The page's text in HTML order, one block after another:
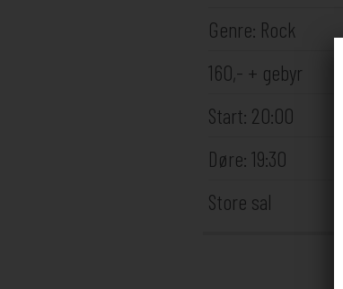
Genre: Rock
160,- + gebyr
Start: 20:00
Døre: 19:30
Store sal